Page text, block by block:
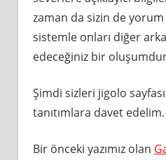
zaman da sizin de yorum
sistemle onları diğer
edeceğiniz bir
Şimdi sizleri jigolo
tanıtımlara davet edelim.
Bir önceki yazımız olan